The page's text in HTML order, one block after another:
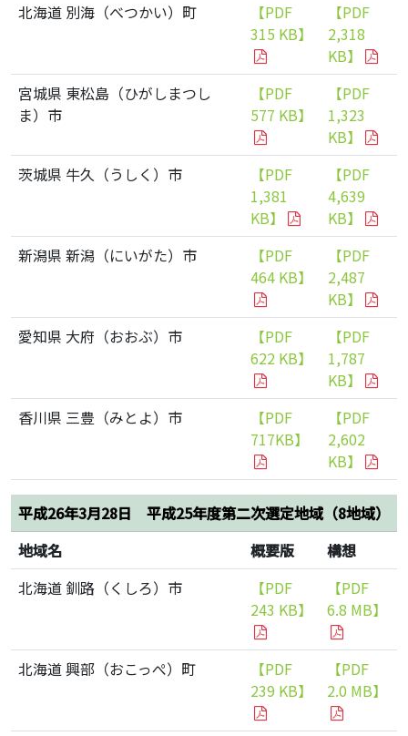
北海道 別海（べつかい）町
【PDF
315 KB】
【PDF
2,318
KB】
宮城県 東松島（ひがしまつし
ま）市
【PDF
577 KB】
【PDF
1,323
KB】
茨城県 牛久（うしく）市
【PDF
1,381
KB】
【PDF
4,639
KB】
新潟県 新潟（にいがた）市
【PDF
464 KB】
【PDF
2,487
KB】
愛知県 大府（おおぶ）市
【PDF
622 KB】
【PDF
1,787
KB】
香川県 三豊（みとよ）市
【PDF
717KB】
【PDF
2,602
KB】
平成26年3月28日 平成25年度第二次選定地域（8地域）
地域名
概要版
構想
北海道 釧路（くしろ）市
【PDF
243 KB】
【PDF
6.8 MB】
北海道 興部（おこっぺ）町
【PDF
239 KB】
【PDF
2.0 MB】